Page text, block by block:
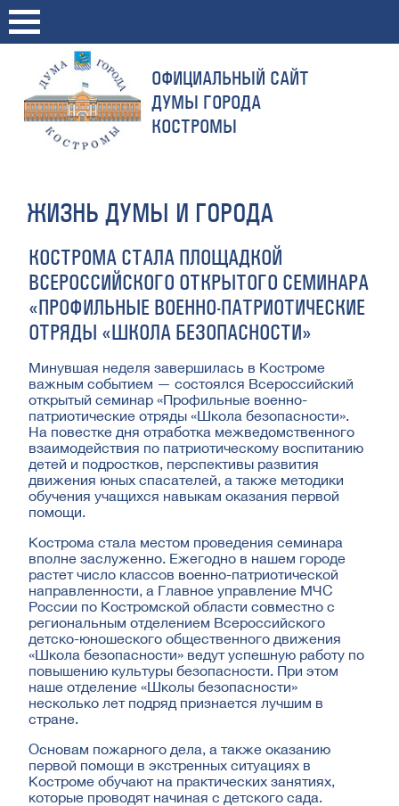
ОФИЦИАЛЬНЫЙ САЙТ
ДУМЫ ГОРОДА
КОСТРОМЫ
ЖИЗНЬ ДУМЫ И ГОРОДА
КОСТРОМА СТАЛА ПЛОЩАДКОЙ
ВСЕРОССИЙСКОГО ОТКРЫТОГО СЕМИНАРА
«ПРОФИЛЬНЫЕ ВОЕННО-ПАТРИОТИЧЕСКИЕ
ОТРЯДЫ «ШКОЛА БЕЗОПАСНОСТИ»
Минувшая неделя завершилась в Костроме
важным событием — состоялся Всероссийский
открытый семинар «Профильные военно-
патриотические отряды «Школа безопасности».
На повестке дня отработка межведомственного
взаимодействия по патриотическому воспитанию
детей и подростков, перспективы развития
движения юных спасателей, а также методики
обучения учащихся навыкам оказания первой
помощи.
Кострома стала местом проведения семинара
вполне заслуженно. Ежегодно в нашем городе
растет число классов военно-патриотической
направленности, а Главное управление МЧС
России по Костромской области совместно с
региональным отделением Всероссийского
детско-юношеского общественного движения
«Школа безопасности» ведут успешную работу по
повышению культуры безопасности. При этом
наше отделение «Школы безопасности»
несколько лет подряд признается лучшим в
стране.
Основам пожарного дела, а также оказанию
первой помощи в экстренных ситуациях в
Костроме обучают на практических занятиях,
которые проводят начиная с детского сада.